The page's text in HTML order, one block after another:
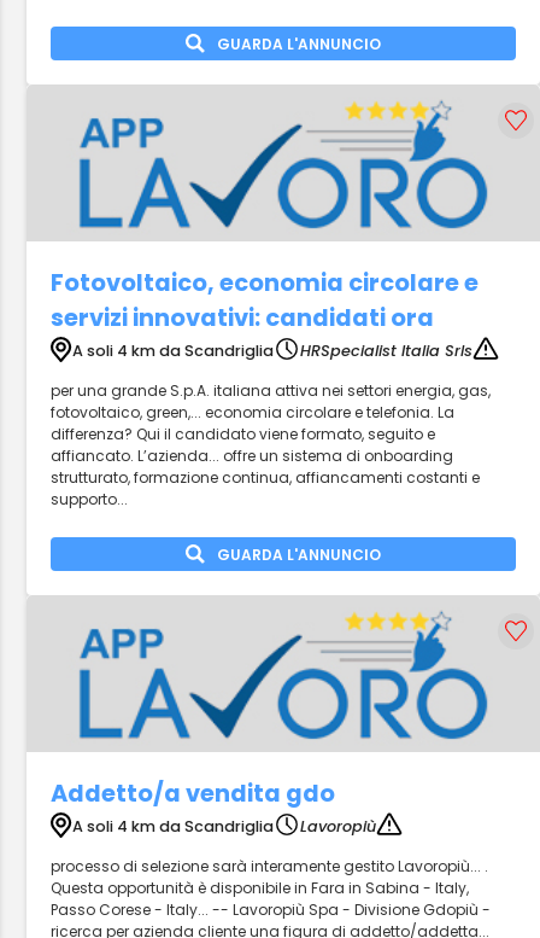
GUARDA L'ANNUNCIO
Fotovoltaico, economia circolare e
servizi innovativi: candidati ora
A soli 4 km da Scandriglia
HRSpecialist Italia Srls
per una grande S.p.A. italiana attiva nei settori energia, gas,
fotovoltaico, green,... economia circolare e telefonia. La
differenza? Qui il candidato viene formato, seguito e
affiancato. L’azienda... offre un sistema di onboarding
strutturato, formazione continua, affiancamenti costanti e
supporto...
GUARDA L'ANNUNCIO
Addetto/a vendita gdo
A soli 4 km da Scandriglia
Lavoropiù
processo di selezione sarà interamente gestito Lavoropiù... .
Questa opportunità è disponibile in Fara in Sabina - Italy,
Passo Corese - Italy... -- Lavoropiù Spa - Divisione Gdopiù -
ricerca per azienda cliente una figura di addetto/addetta...